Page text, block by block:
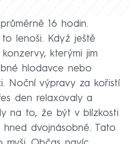
16 hodin.
lenoši. Když ještě
kterými jim
hlodavce nebo
Noční výpravy za kořistí
den relaxovaly a
na to, že být v blízkosti
hned dvojnásobně. Tato